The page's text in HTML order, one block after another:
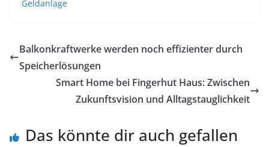
Geldanlage
Balkonkraftwerke werden noch effizienter durch
Speicherlösungen
Smart Home bei Fingerhut Haus: Zwischen
Zukunftsvision und Alltagstauglichkeit
Das könnte dir auch gefallen